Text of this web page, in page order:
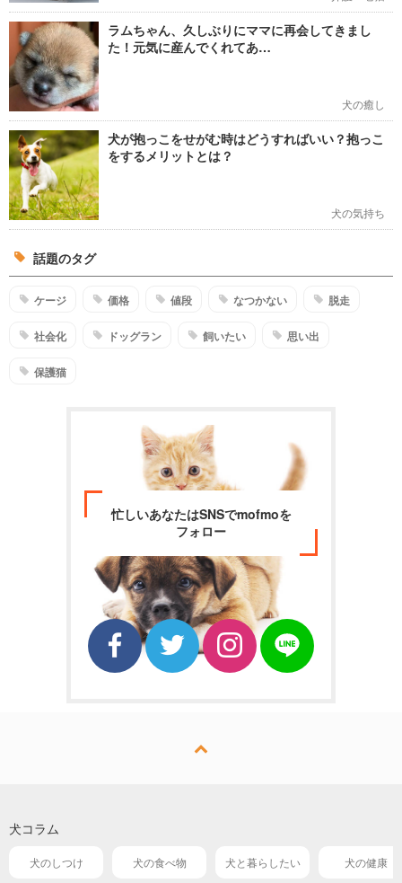
ラムちゃん、久しぶりにママに再会してきまし
た！元気に産んでくれてあ…
犬の癒し
犬が抱っこをせがむ時はどうすればいい？抱っこ
をするメリットとは？
犬の気持ち
話題のタグ
ケージ 価格 値段 なつかない 脱走
社会化 ドッグラン 飼いたい 思い出
保護猫
忙しいあなたはSNSでmofmoを
フォロー
犬コラム
犬のしつけ 犬の食べ物 犬と暮らしたい 犬の健康